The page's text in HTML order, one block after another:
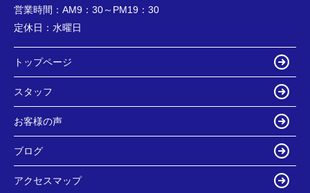
営業時間： AM9：30～PM19：30
定休日： 水曜日
トップページ
スタッフ
お客様の声
ブログ
アクセスマップ